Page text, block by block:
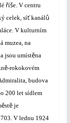
říše. V centru
celek, síťkanálů
V kulturním
muzea, na
jsou umístěna
ě-rokokovém
budova
200 let sídlem
ěstěje
V lednu 1924